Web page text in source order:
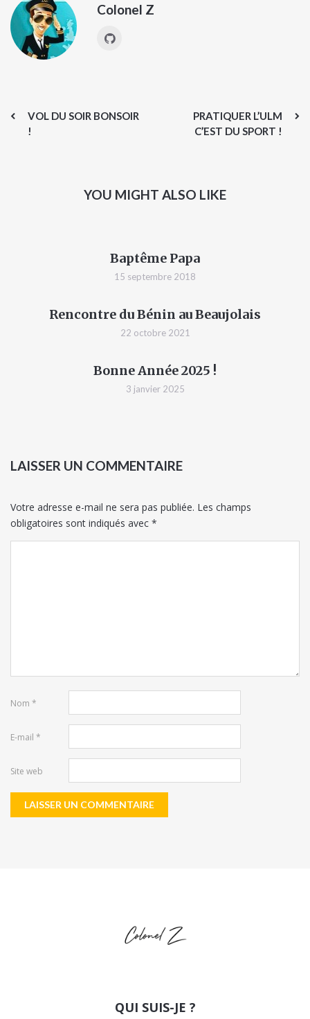
Colonel Z
VOL DU SOIR BONSOIR
!
PRATIQUER L’ULM
C’EST DU SPORT !
YOU MIGHT ALSO LIKE
Baptême Papa
15 septembre 2018
Rencontre du Bénin au Beaujolais
22 octobre 2021
Bonne Année 2025 !
3 janvier 2025
LAISSER UN COMMENTAIRE
Votre adresse e-mail ne sera pas publiée. Les champs
obligatoires sont indiqués avec *
Nom *
E-mail *
Site web
QUI SUIS-JE ?